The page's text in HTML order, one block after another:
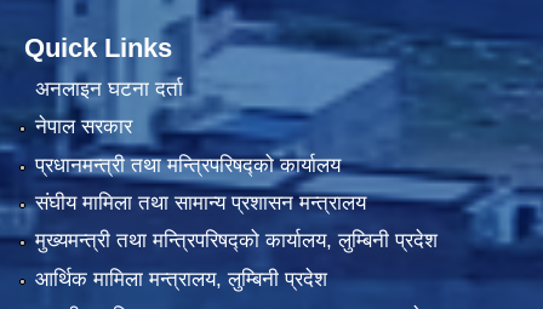
Quick Links
अनलाइन घटना दर्ता
नेपाल सरकार
प्रधानमन्त्री तथा मन्त्रिपरिषद्को कार्यालय
संघीय मामिला तथा सामान्य प्रशासन मन्त्रालय
मुख्यमन्त्री तथा मन्त्रिपरिषद्को कार्यालय, लुम्बिनी प्रदेश
आर्थिक मामिला मन्त्रालय, लुम्बिनी प्रदेश